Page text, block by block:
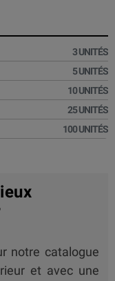
3 UNITÉS
5 UNITÉS
10 UNITÉS
25 UNITÉS
100 UNITÉS
notre catalogue
et avec une